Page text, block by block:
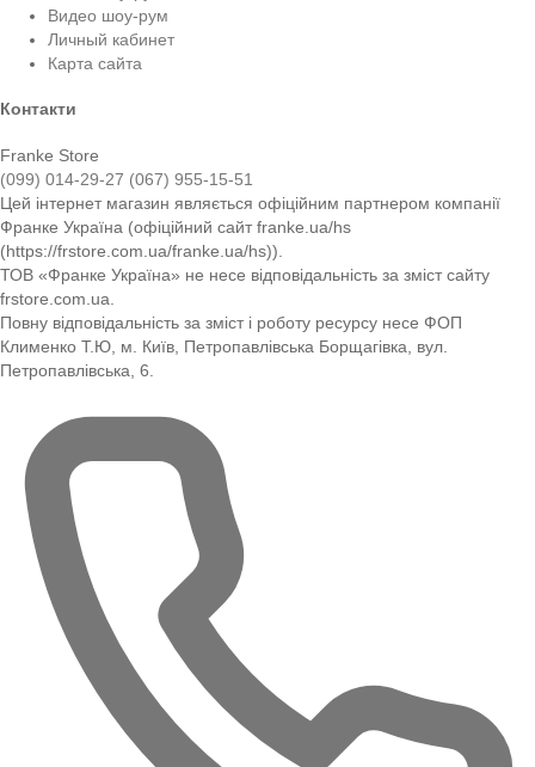
Видео шоу-рум
Личный кабинет
Карта сайта
Контакти
Franke Store
(099) 014-29-27 (067) 955-15-51
Цей інтернет магазин являється офіційним партнером компанії
Франке Україна (офіційний сайт franke.ua/hs
(https://frstore.com.ua/franke.ua/hs)).
ТОВ «Франке Україна» не несе відповідальність за зміст сайту
frstore.com.ua.
Повну відповідальність за зміст і роботу ресурсу несе ФОП
Клименко Т.Ю, м. Київ, Петропавлівська Борщагівка, вул.
Петропавлівська, 6.